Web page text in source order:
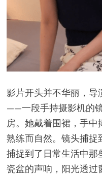
影片开头并不华丽，
——一段手持摄影机的
房。她戴着围裙，手
熟练而自然。镜头捕
捕捉到了日常生活中那
瓷盆的声响，阳光透过